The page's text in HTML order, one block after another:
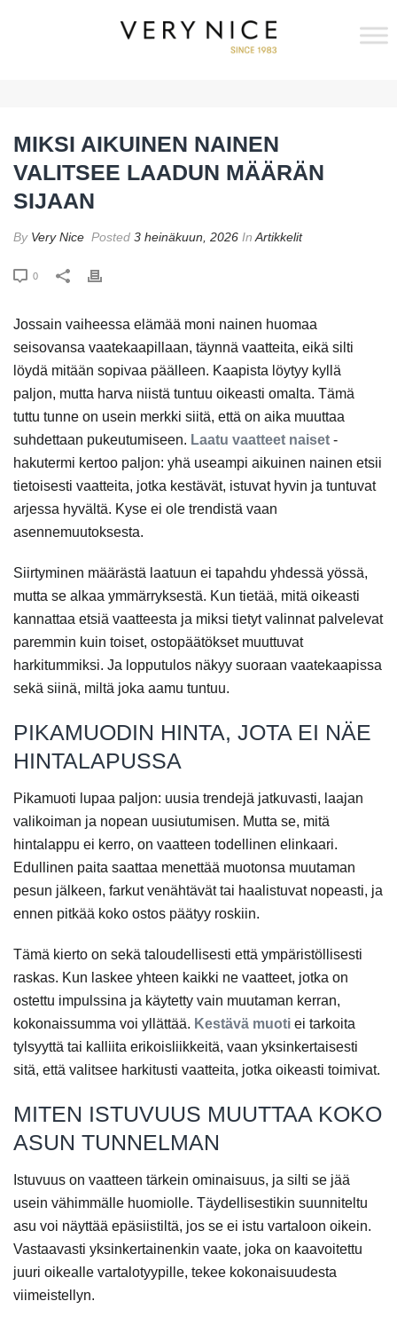
MIKSI AIKUINEN NAINEN
VALITSEE LAADUN MÄÄRÄN
SIJAAN
By Very Nice Posted 3 heinäkuun, 2026 In Artikkelit
0
Jossain vaiheessa elämää moni nainen huomaa
seisovansa vaatekaapillaan, täynnä vaatteita, eikä silti
löydä mitään sopivaa päälleen. Kaapista löytyy kyllä
paljon, mutta harva niistä tuntuu oikeasti omalta. Tämä
tuttu tunne on usein merkki siitä, että on aika muuttaa
suhdettaan pukeutumiseen. Laatu vaatteet naiset -
hakutermi kertoo paljon: yhä useampi aikuinen nainen etsii
tietoisesti vaatteita, jotka kestävät, istuvat hyvin ja tuntuvat
arjessa hyvältä. Kyse ei ole trendistä vaan
asennemuutoksesta.
Siirtyminen määrästä laatuun ei tapahdu yhdessä yössä,
mutta se alkaa ymmärryksestä. Kun tietää, mitä oikeasti
kannattaa etsiä vaatteesta ja miksi tietyt valinnat palvelevat
paremmin kuin toiset, ostopäätökset muuttuvat
harkitummiksi. Ja lopputulos näkyy suoraan vaatekaapissa
sekä siinä, miltä joka aamu tuntuu.
PIKAMUODIN HINTA, JOTA EI NÄE
HINTALAPUSSA
Pikamuoti lupaa paljon: uusia trendejä jatkuvasti, laajan
valikoiman ja nopean uusiutumisen. Mutta se, mitä
hintalappu ei kerro, on vaatteen todellinen elinkaari.
Edullinen paita saattaa menettää muotonsa muutaman
pesun jälkeen, farkut venähtävät tai haalistuvat nopeasti, ja
ennen pitkää koko ostos päätyy roskiin.
Tämä kierto on sekä taloudellisesti että ympäristöllisesti
raskas. Kun laskee yhteen kaikki ne vaatteet, jotka on
ostettu impulssina ja käytetty vain muutaman kerran,
kokonaissumma voi yllättää. Kestävä muoti ei tarkoita
tylsyyttä tai kalliita erikoisliikkeitä, vaan yksinkertaisesti
sitä, että valitsee harkitusti vaatteita, jotka oikeasti toimivat.
MITEN ISTUVUUS MUUTTAA KOKO
ASUN TUNNELMAN
Istuvuus on vaatteen tärkein ominaisuus, ja silti se jää
usein vähimmälle huomiolle. Täydellisestikin suunniteltu
asu voi näyttää epäsiistiltä, jos se ei istu vartaloon oikein.
Vastaavasti yksinkertainenkin vaate, joka on kaavoitettu
juuri oikealle vartalotyypille, tekee kokonaisuudesta
viimeistellyn.